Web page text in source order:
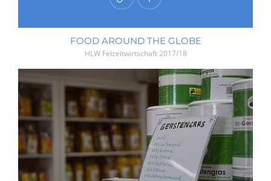
FOOD AROUND THE GLOBE
HLW Feizeitwirtschaft2017/18